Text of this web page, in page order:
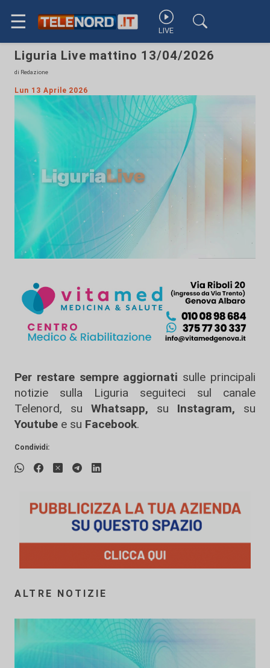
☰ LIVE
Liguria Live mattino 13/04/2026
di Redazione
Lun 13 Aprile 2026
Per restare sempre aggiornati sulle principali
notizie sulla Liguria seguiteci sul canale
Telenord, su
Whatsapp, su Instagram, su
Youtube e su Facebook.
Condividi:
ALTRE NOTIZIE